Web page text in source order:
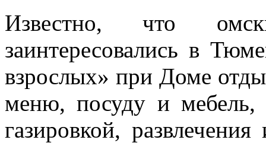
Известно, что
заинтересовались в
взрослых» при Доме
меню, посуду и мебель,
газировкой,